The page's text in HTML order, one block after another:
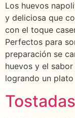
Los huevos
y deliciosa que
con el toque
Perfectos para
preparación se
huevos y el
logrando un